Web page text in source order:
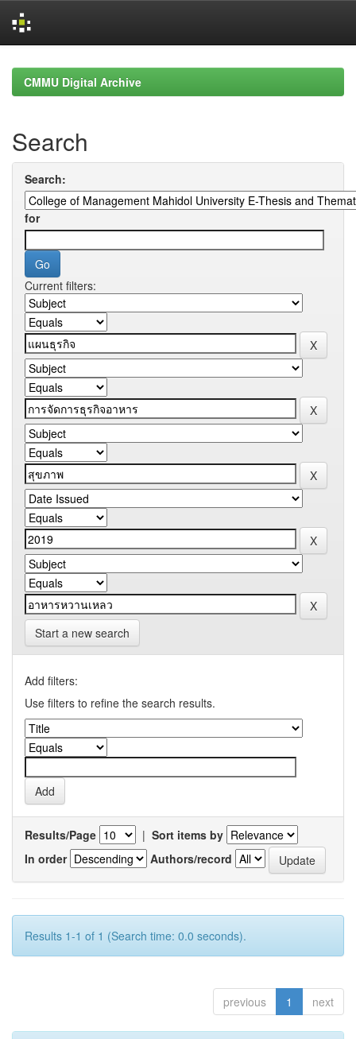
navigationCMMU Digital Archive
Search
Search:
for
Current filters:
Start a new search
Add filters:
Use filters to refine the search results.
Results/Page | Sort items by
In order
Authors/record
Results 1-1 of 1 (Search time: 0.0 seconds).
previous 1 next